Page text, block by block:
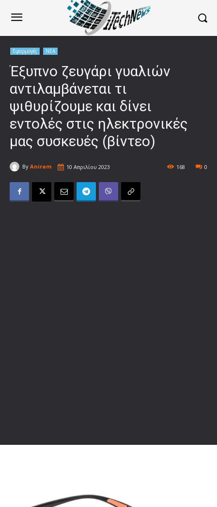
Εφαρμογές ΝΕΑ
Έξυπνο ζευγάρι γυαλιών
αντιλαμβάνεται τι
ψιθυρίζουμε και δίνει
εντολές στις ηλεκτρονικές
μας συσκευές (βίντεο)
By Aniram 10 Απριλίου 2023 0
168